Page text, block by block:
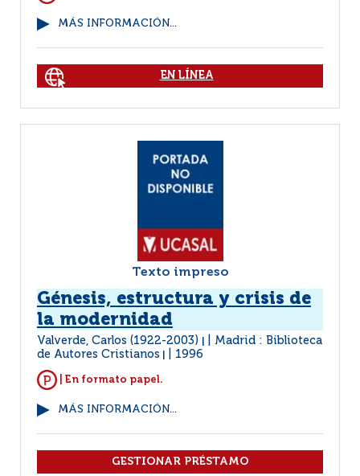
MÁS INFORMACIÓN...
EN LÍNEA
Texto impreso
Génesis, estructura y crisis de
la modernidad
Valverde, Carlos (1922-2003)
Madrid : Biblioteca
de Autores Cristianos
1996
| En formato papel.
MÁS INFORMACIÓN...